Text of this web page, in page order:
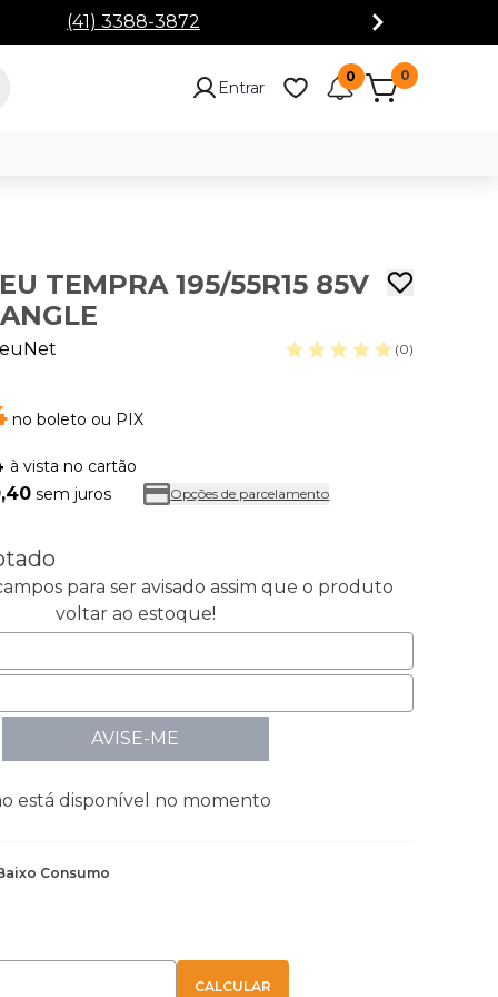
Entrar
0 0
TEMPRA 195/55R15 85V
(0)
no boleto ou PIX
à vista no cartão
sem juros Opções de parcelamento
para ser avisado assim que o produto
voltar ao estoque!
AVISE-ME
está disponível no momento
Consumo